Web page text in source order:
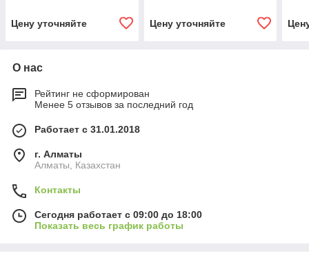
Цену уточняйте Цену уточняйте
О нас
Рейтинг не сформирован
Менее 5 отзывов за последний год
Работает с 31.01.2018
г. Алматы
Алматы, Казахстан
Контакты
Сегодня работает с 09:00 до 18:00
Показать весь график работы